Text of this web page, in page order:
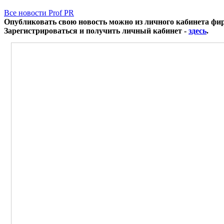
Все новости Prof PR
Опубликовать свою новость можно из личного кабинета
Зарегистрироваться и получить личный кабинет - здесь.